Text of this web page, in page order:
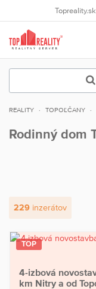
REALITY TOPOĽČANY
Rodinný dom
229 inzerátov
TOP
4-izbová
km Nitry a od